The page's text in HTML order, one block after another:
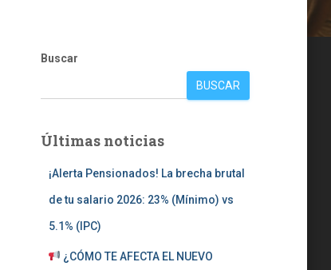
Buscar
BUSCAR
Últimas noticias
¡Alerta Pensionados! La brecha brutal
de tu salario 2026: 23% (Mínimo) vs
5.1% (IPC)
¿CÓMO TE AFECTA EL NUEVO